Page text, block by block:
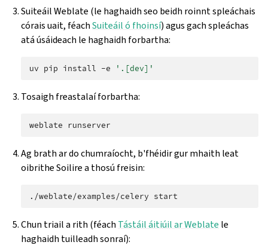
Suiteáil Weblate (le haghaidh seo beidh roinnt spleáchais
córais uait, féachSuiteáil ó fhoinsí) agus gach spleáchas
atá úsáideach le haghaidh forbartha:
uv pip install -e '.[dev]'
Tosaigh freastalaí forbartha:
weblate
Ag brath ar do chumraíocht, b'fhéidir gur mhaith leat
oibrithe Soilire a thosú freisin:
./weblate/examples/celery
Chun triail a rith (féach Tástáil áitiúil ar Weblate le
haghaidh tuilleadh sonraí):